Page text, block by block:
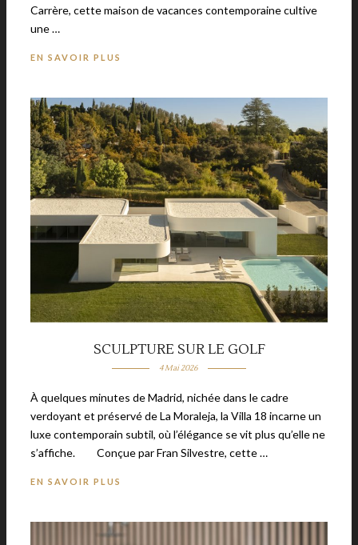
Carrère, cette maison de vacances contemporaine cultive
une …
EN SAVOIR PLUS
SCULPTURE SUR LE GOLF
4 Mai 2026
À quelques minutes de Madrid, nichée dans le cadre
verdoyant et préservé de La Moraleja, la Villa 18 incarne un
luxe contemporain subtil, où l’élégance se vit plus qu’elle ne
s’affiche. Conçue par Fran Silvestre, cette …
EN SAVOIR PLUS